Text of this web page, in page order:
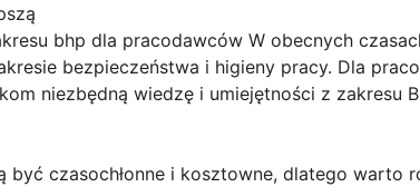
bhp dla pracodawców W obecnych
bezpieczeństwa i higieny pracy. Dla
niezbędną wiedzę i umiejętności z zakresu
być czasochłonne i kosztowne, dlatego warto